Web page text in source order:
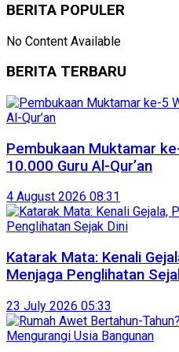
BERITA POPULER
No Content Available
BERITA TERBARU
Pembukaan Muktamar
10.000 Guru Al-Qur’an
4 August 2026 08:31
Katarak Mata: Kenali
Menjaga Penglihatan
23 July 2026 05:33